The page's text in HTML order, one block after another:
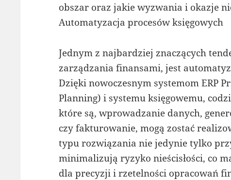
obszar oraz jakie wyzwania i okazje
Automatyzacja procesów księgowych
Jednym z najbardziej znaczących
zarządzania finansami, jest
Dzięki nowoczesnym systemom ERP
Planning) i systemu księgowemu,
które są, wprowadzanie danych,
czy fakturowanie, mogą zostać
typu rozwiązania nie jedynie tylko
minimalizują ryzyko nieścisłości, co
dla precyzji i rzetelności opracowań